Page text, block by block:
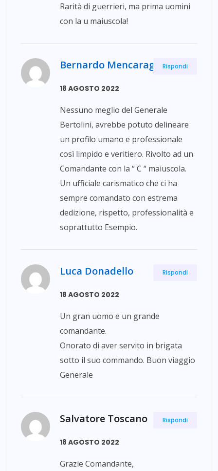
Rarità di guerrieri, ma prima uomini
con la u maiuscola!
Bernardo Mencaraglia
18 AGOSTO 2022
Nessuno meglio del Generale
Bertolini, avrebbe potuto delineare
un profilo umano e professionale
così limpido e veritiero. Rivolto ad un
Comandante con la “ C “ maiuscola.
Un ufficiale carismatico che ci ha
sempre comandato con estrema
dedizione, rispetto, professionalità e
soprattutto Esempio.
Rispondi
Luca Donadello
18 AGOSTO 2022
Un gran uomo e un grande
comandante.
Onorato di aver servito in brigata
sotto il suo commando. Buon viaggio
Generale
Rispondi
Salvatore Toscano
18 AGOSTO 2022
Grazie Comandante,
Rispondi